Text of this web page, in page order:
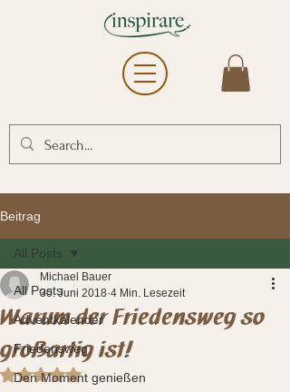
Beitrag
All Posts
Adventkalender
Friedensweg
Den Moment genießen
All Posts
Warum der Friedensweg so
großartig ist!
Michael Bauer
30. Juni 2018 4 Min. Lesezeit
Mit NaN von 5 Sternen bewertet.